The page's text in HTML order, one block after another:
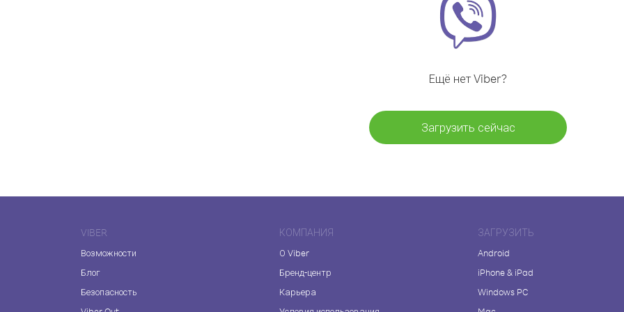
Ещё нет Viber?
Загрузить сейчас
VIBER
Возможности
Блог
Безопасность
КОМПАНИЯ
О Viber
Бренд-центр
Карьера
ЗАГРУЗИТЬ
Android
iPhone & iPad
Windows PC